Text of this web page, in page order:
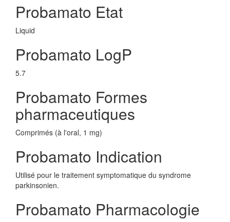
Probamato Etat
Liquid
Probamato LogP
5.7
Probamato Formes
pharmaceutiques
Comprimés (à l'oral, 1 mg)
Probamato Indication
Utilisé pour le traitement symptomatique du syndrome
parkinsonien.
Probamato Pharmacologie